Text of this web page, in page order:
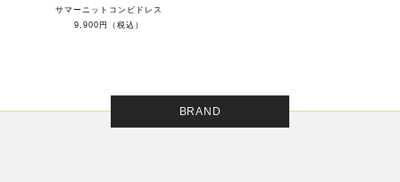
サマーニットコンビドレス
9,900円（税込）
BRAND